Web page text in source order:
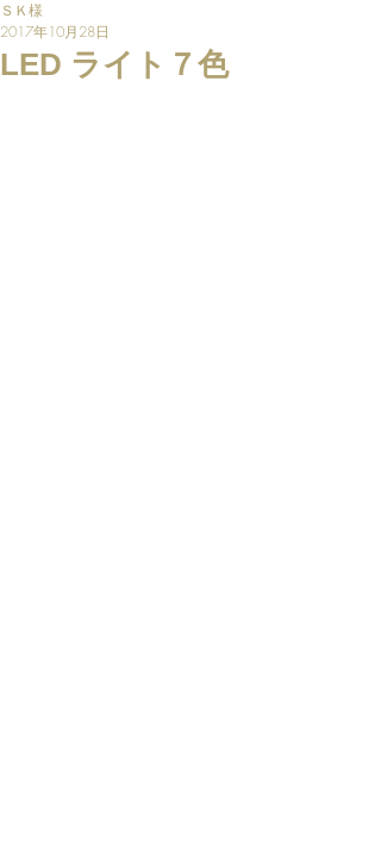
LED ライト７色
ＳＫ様
2017年10月28日